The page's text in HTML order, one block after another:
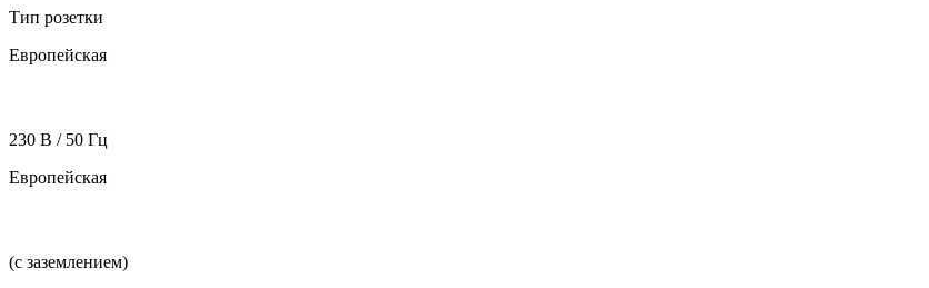
Тип розетки
Европейская
230 В / 50 Гц
Европейская
(с заземлением)